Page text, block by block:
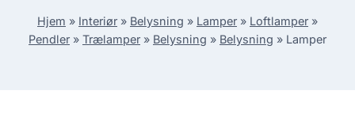
Hjem » Interiør » Belysning » Lamper » Loftlamper »
Pendler » Trælamper » Belysning » Belysning » Lamper